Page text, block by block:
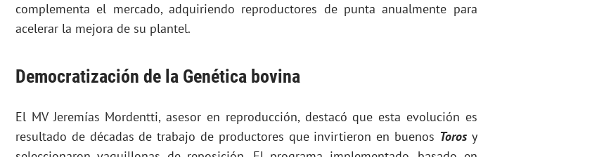
complementa el mercado, adquiriendo reproductores de punta anualmente para
acelerar la mejora de su plantel.
Democratización de la Genética bovina
El MV Jeremías Mordentti, asesor en reproducción, destacó que esta evolución es
resultado de décadas de trabajo de productores que invirtieron en buenos Torosy